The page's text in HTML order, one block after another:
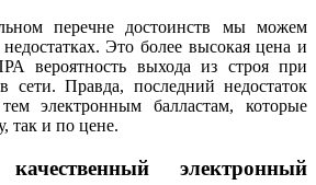
перечне достоинств мы можем
недостатках. Это более высокая цена и
вероятность выхода из строя при
сети. Правда, последний недостаток
электронным балластам, которые
так и по цене.
электронный